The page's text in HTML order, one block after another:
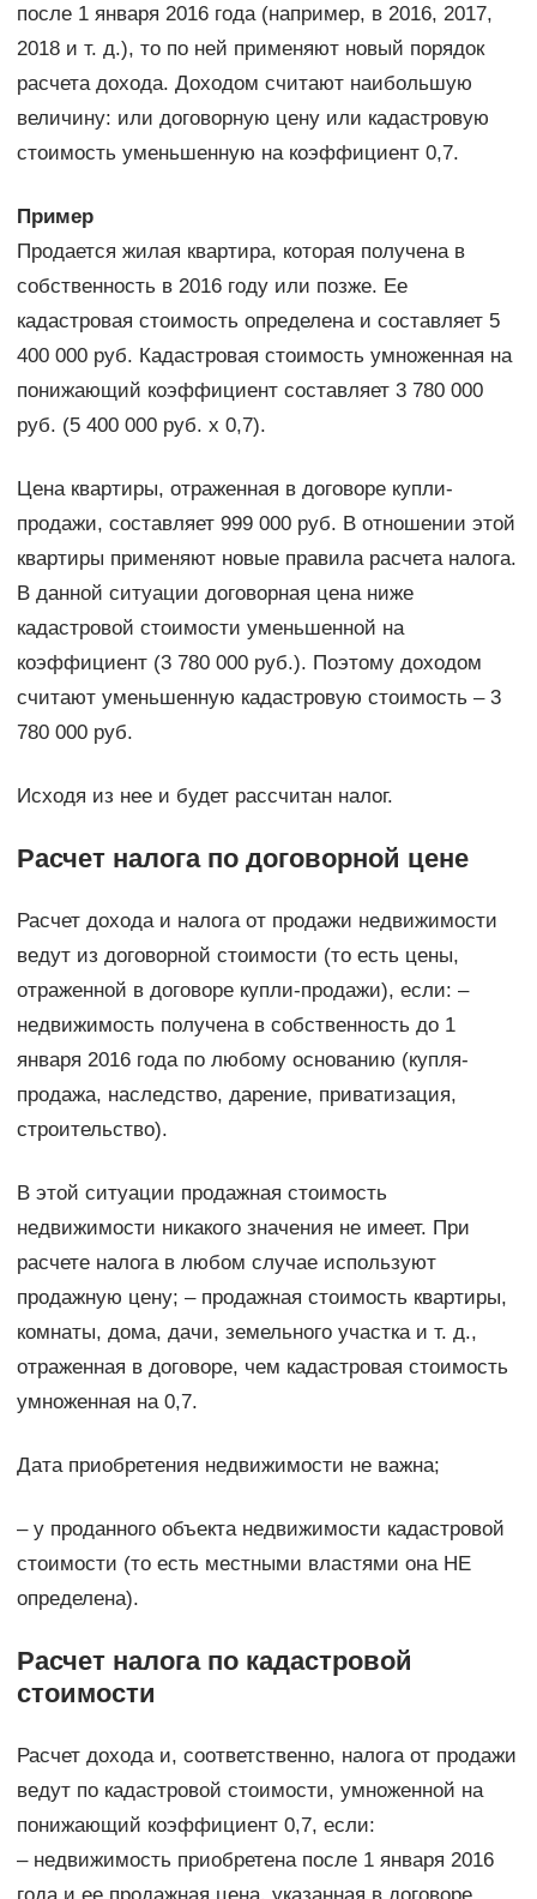
после 1 января 2016 года (например, в 2016, 2017,
2018 и т. д.), то по ней применяют новый порядок
расчета дохода. Доходом считают наибольшую
величину: или договорную цену или кадастровую
стоимость уменьшенную на коэффициент 0,7.
Пример
Продается жилая квартира, которая получена в
собственность в 2016 году или позже. Ее
кадастровая стоимость определена и составляет 5
400 000 руб. Кадастровая стоимость умноженная на
понижающий коэффициент составляет 3 780 000
руб. (5 400 000 руб. х 0,7).
Цена квартиры, отраженная в договоре купли-
продажи, составляет 999 000 руб. В отношении этой
квартиры применяют новые правила расчета налога.
В данной ситуации договорная цена ниже
кадастровой стоимости уменьшенной на
коэффициент (3 780 000 руб.). Поэтому доходом
считают уменьшенную кадастровую стоимость – 3
780 000 руб.
Исходя из нее и будет рассчитан налог.
Расчет налога по договорной цене
Расчет дохода и налога от продажи недвижимости
ведут из договорной стоимости (то есть цены,
отраженной в договоре купли-продажи), если: –
недвижимость получена в собственность до 1
января 2016 года по любому основанию (купля-
продажа, наследство, дарение, приватизация,
строительство).
В этой ситуации продажная стоимость
недвижимости никакого значения не имеет. При
расчете налога в любом случае используют
продажную цену; – продажная стоимость квартиры,
комнаты, дома, дачи, земельного участка и т. д.,
отраженная в договоре, чем кадастровая стоимость
умноженная на 0,7.
Дата приобретения недвижимости не важна;
– у проданного объекта недвижимости кадастровой
стоимости (то есть местными властями она НЕ
определена).
Расчет налога по кадастровой
стоимости
Расчет дохода и, соответственно, налога от продажи
ведут по кадастровой стоимости, умноженной на
понижающий коэффициент 0,7, если:
– недвижимость приобретена после 1 января 2016